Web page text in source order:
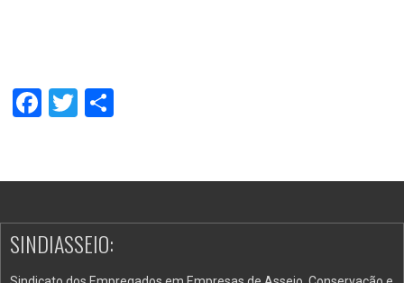
Facebook
Twitter
SINDIASSEIO: